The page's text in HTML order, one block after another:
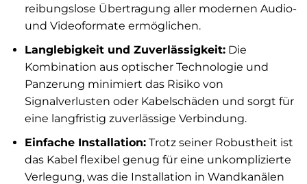
reibungslose Übertragung aller modernen Audio-
und Videoformate ermöglichen.
Langlebigkeit und Zuverlässigkeit:Die
Kombination aus optischer Technologie und
Panzerung minimiert das Risiko von
Signalverlusten oder Kabelschäden und sorgt für
eine langfristig zuverlässige Verbindung.
Einfache Installation:Trotz seiner Robustheit ist
das Kabel flexibel genug für eine unkomplizierte
Verlegung, was die Installation in Wandkanälen